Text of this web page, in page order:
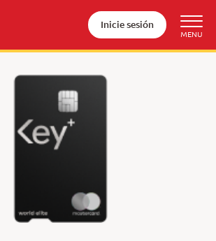
Inicie sesión